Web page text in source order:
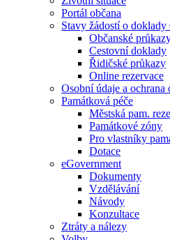
Portál občana
Stavy žádostí o doklady
Občanské
Cestovní doklady
Řidičské průkazy
Online rezervace
Osobní údaje a ochrana
Památková péče
Městská pam.
Památkové zóny
Pro vlastníky
Dotace
eGovernment
Dokumenty
Vzdělávání
Návody
Konzultace
Ztráty a nálezy